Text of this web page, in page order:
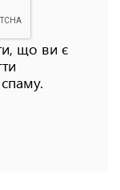
що ви є